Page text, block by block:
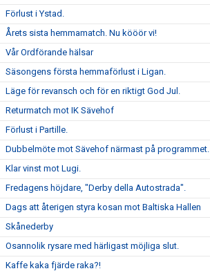
Förlust i Ystad.
Årets sista hemmamatch. Nu kööör vi!
Vår Ordförande hälsar
Säsongens första hemmaförlust i Ligan.
Läge för revansch och för en riktigt God Jul.
Returmatch mot IK Sävehof
Förlust i Partille.
Dubbelmöte mot Sävehof närmast på programmet.
Klar vinst mot Lugi.
Fredagens höjdare, "Derby della Autostrada".
Dags att återigen styra kosan mot Baltiska Hallen
Skånederby
Osannolik rysare med härligast möjliga slut.
Kaffe kaka fjärde raka?!